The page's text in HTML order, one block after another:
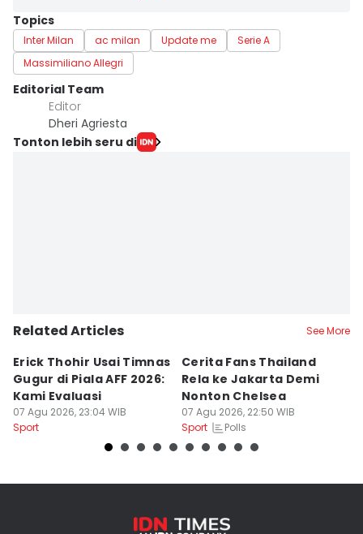
Topics
Inter Milan ac milan Update me
Serie A
Massimiliano Allegri
Editorial Team
Editor
Dheri Agriesta
Tonton lebih seru di
Related Articles See More
Erick Thohir Usai Timnas
Gugur di Piala AFF 2026:
Kami Evaluasi
07 Agu 2026, 23:04 WIB
Sport
Cerita Fans Thailand
Rela ke Jakarta Demi
Nonton Chelsea
07 Agu 2026, 22:50 WIB
Sport
Polls